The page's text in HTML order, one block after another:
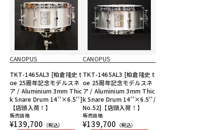
CANOPUS
TKT-1465AL3 [柏倉隆史 t
oe 25周年記念モデルスネ
ア / Aluminium 3mm Thic
k Snare Drum 14''×6.5'']
【店頭入荷！】
販売価格
¥139,700 （税込）
CANOPUS
TKT-1465AL3 [柏倉隆史 t
oe 25周年記念モデルスネ
ア / Aluminium 3mm Thic
k Snare Drum 14''×6.5''/
No.52]【店頭入荷！】
販売価格
¥139,700 （税込）